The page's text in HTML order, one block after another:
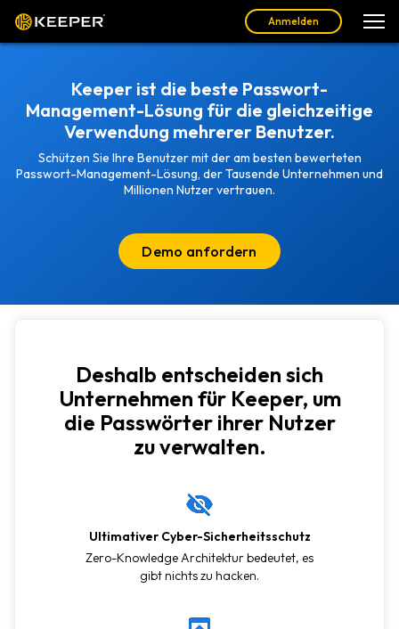
Anmelden
Keeper ist die beste Passwort-
Management-Lösung für die gleichzeitige
Verwendung mehrerer Benutzer.
Schützen Sie Ihre Benutzer mit der am besten bewerteten
Passwort-Management-Lösung, der Tausende Unternehmen und
Millionen Nutzer vertrauen.
Demo anfordern
Deshalb entscheiden sich
Unternehmen für Keeper, um
die Passwörter ihrer Nutzer
zu verwalten.
Ultimativer Cyber-Sicherheitsschutz
Zero-Knowledge Architektur bedeutet, es
gibt nichts zu hacken.